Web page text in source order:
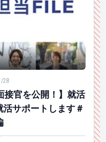
官を公開！】就活生の皆さ
28
接官を公開！】就活
サポートします＃